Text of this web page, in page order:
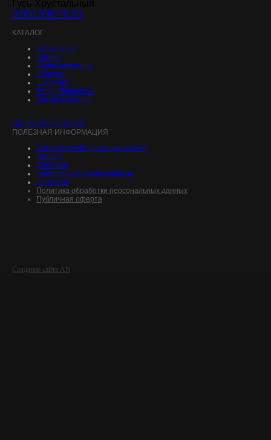
8 930 830 78 23
КАТАЛОГ
Все товары
Нарды
Военные нарды
Сундуки
Шкатулки
Топор Левиафан
Другие изделия
ИЗДЕЛИЯ НА ЗАКАЗ
ПОЛЕЗНАЯ ИНФОРМАЦИЯ
О мастерской "Древо Фантазий"
Оплата
Доставка
Часто задаваемые вопросы
Контакты
Политика обработки персональных данных
Публичная оферта
Создание сайта AN